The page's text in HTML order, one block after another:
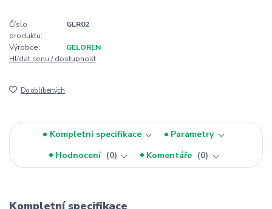
Číslo
produktu:
GLR02
Výrobce:
GELOREN
Hlídat cenu / dostupnost
Do oblíbených
Kompletní specifikace
Parametry
Hodnocení
0 Komentáře 0
Kompletní specifikace